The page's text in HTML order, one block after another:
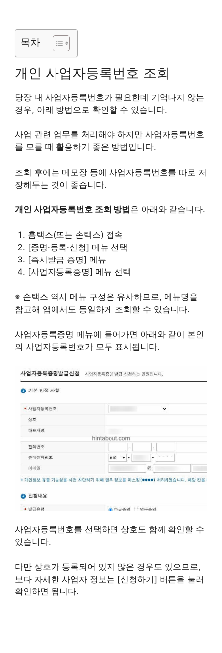
목차
개인 사업자등록번호 조회
당장 내 사업자등록번호가 필요한데 기억나지 않는
경우, 아래 방법으로 확인할 수 있습니다.
사업 관련 업무를 처리해야 하지만 사업자등록번호
를 모를 때 활용하기 좋은 방법입니다.
조회 후에는 메모장 등에 사업자등록번호를 따로 저
장해두는 것이 좋습니다.
개인 사업자등록번호 조회 방법 은 아래와 같습니다.
홈택스(또는 손택스) 접속
[증명·등록·신청] 메뉴 선택
[즉시발급 증명] 메뉴
[사업자등록증명] 메뉴 선택
※ 손택스 역시 메뉴 구성은 유사하므로, 메뉴명을
참고해 앱에서도 동일하게 조회할 수 있습니다.
사업자등록증명 메뉴에 들어가면 아래와 같이 본인
의 사업자등록번호가 모두 표시됩니다.
사업자등록번호를 선택하면 상호도 함께 확인할 수
있습니다.
다만 상호가 등록되어 있지 않은 경우도 있으므로,
보다 자세한 사업자 정보는 [신청하기] 버튼을 눌러
확인하면 됩니다.